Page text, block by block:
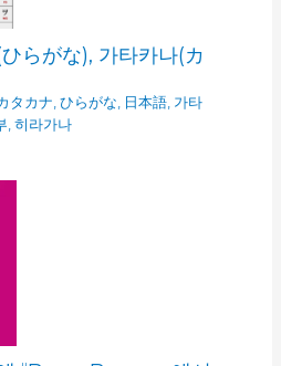
らがな), 가타카나(カ
タカナ, ひらがな, 日本語, 가타
, 히라가나